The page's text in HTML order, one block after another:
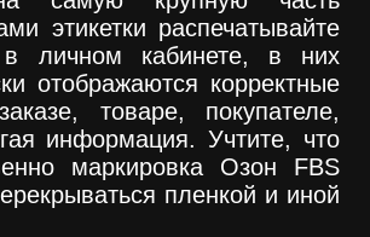
этикетки распечатывайте
личном кабинете, в них
отображаются корректные
товаре, покупателе,
информация. Учтите, что
маркировка Озон FBS
пленкой и иной